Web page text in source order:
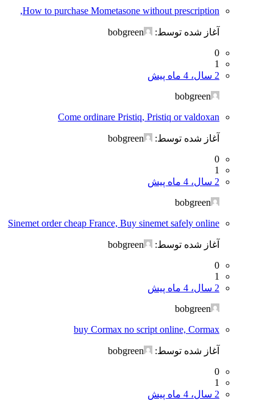
How to purchase Mometasone without prescription,
آغاز شده توسط:
bobgreen
0
1
2 سال، 4 ماه پیش
bobgreen
Come ordinare Pristiq, Pristiq or valdoxan
آغاز شده توسط:
bobgreen
0
1
2 سال، 4 ماه پیش
bobgreen
Sinemet order cheap France, Buy sinemet safely online
آغاز شده توسط:
bobgreen
0
1
2 سال، 4 ماه پیش
bobgreen
buy Cormax no script online, Cormax
آغاز شده توسط:
bobgreen
0
1
2 سال، 4 ماه پیش